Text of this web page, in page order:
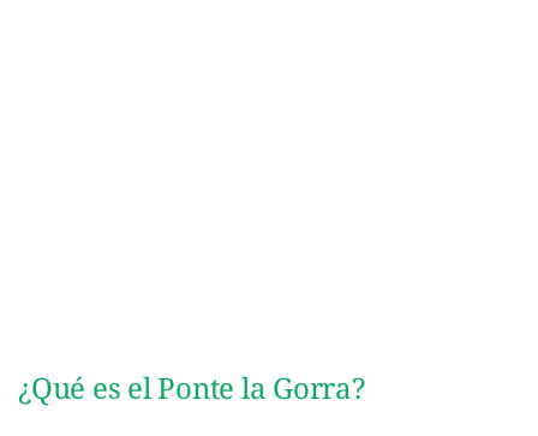
¿Qué es el Ponte la Gorra?